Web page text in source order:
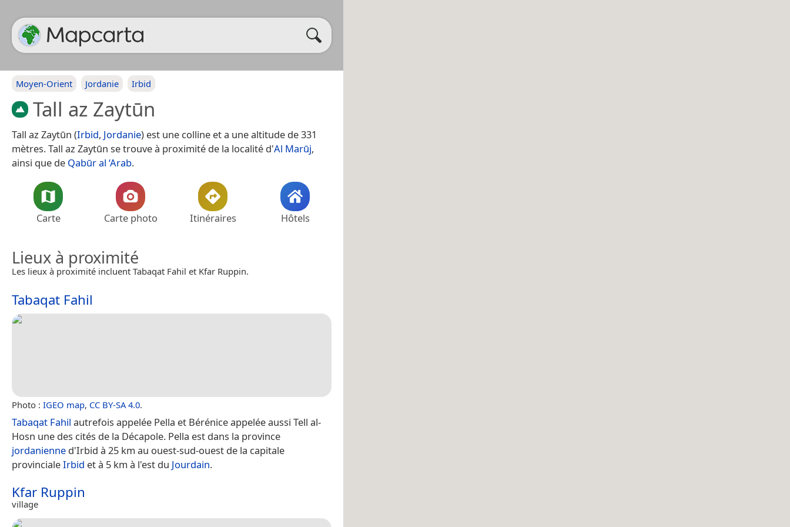
Moyen-Orient Jordanie Irbid
Tall az Zaytūn
Tall az Zaytūn (Irbid, Jordanie) est une colline et a une altitude de 331
mètres. Tall az Zaytūn se trouve à proximité de la localité d'Al Marūj,
ainsi que de Qabūr al ‘Arab.
Carte Carte photo Itinéraires Hôtels
Lieux à proximité
Les lieux à proximité incluent Tabaqat Fahil et Kfar Ruppin.
Tabaqat Fahil
Photo : IGEO map, CC BY-SA 4.0.
Tabaqat Fahil autrefois appelée Pella et Bérénice appelée aussi Tell al-
Hosn une des cités de la Décapole. Pella est dans la province
jordanienne d'Irbid à 25 km au ouest-sud-ouest de la capitale
provincialeIrbid et à 5 km à l'est du Jourdain.
Kfar Ruppin
village